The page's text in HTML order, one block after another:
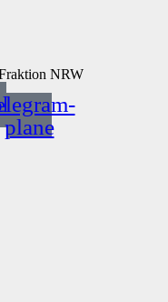
NRW
plane